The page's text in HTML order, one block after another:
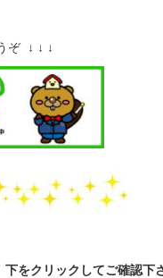
ぞ ↓ ↓ ↓
下をクリックしてご確認下